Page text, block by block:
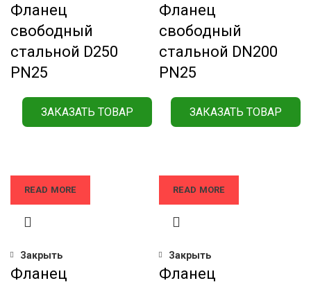
Фланец
свободный
стальной D250
РN25
ЗАКАЗАТЬ ТОВАР
READ MORE
Фланец
свободный
стальной DN200
РN25
ЗАКАЗАТЬ ТОВАР
READ MORE
Закрыть
Фланец
Закрыть
Фланец